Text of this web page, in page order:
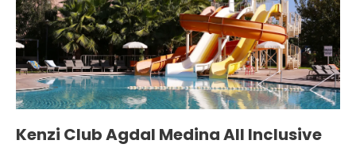
Kenzi Club Agdal Medina All Inclusive